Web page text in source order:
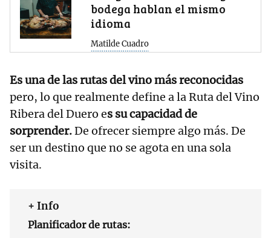
bodega hablan el mismo
idioma
Matilde Cuadro
Es una de las rutas del vino más reconocidas
pero, lo que realmente define a la Ruta del Vino
Ribera del Duero es su capacidad de
sorprender.De ofrecer siempre algo más. De
ser un destino que no se agota en una sola
visita.
+ Info
Planificador de rutas: